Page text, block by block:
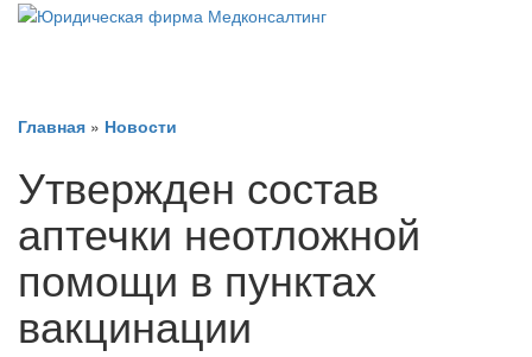
Главная » Новости
Утвержден состав
аптечки неотложной
помощи в пунктах
вакцинации